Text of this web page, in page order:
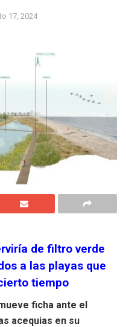
17, 2024
de filtro verde
a las playas que
tiempo
ficha ante el
acequias en su